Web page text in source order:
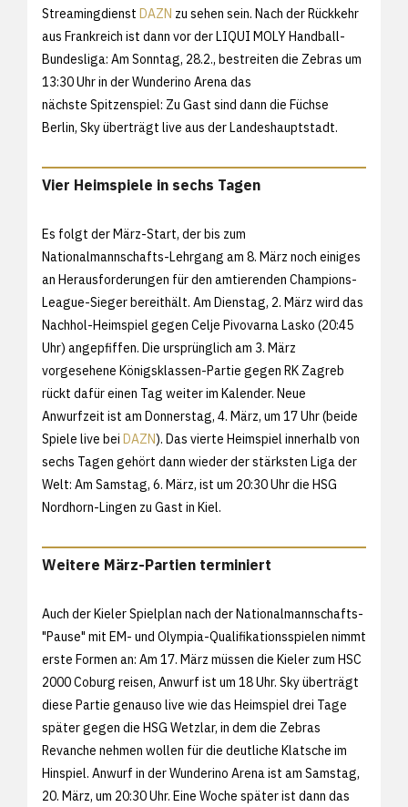
Streamingdienst DAZN zu sehen sein. Nach der Rückkehr
aus Frankreich ist dann vor der LIQUI MOLY Handball-
Bundesliga: Am Sonntag, 28.2., bestreiten die Zebras um
13:30 Uhr in der Wunderino Arena das
nächste Spitzenspiel: Zu Gast sind dann die Füchse
Berlin, Sky überträgt live aus der Landeshauptstadt.
Vier Heimspiele in sechs Tagen
Es folgt der März-Start, der bis zum
Nationalmannschafts-Lehrgang am 8. März noch einiges
an Herausforderungen für den amtierenden Champions-
League-Sieger bereithält. Am Dienstag, 2. März wird das
Nachhol-Heimspiel gegen Celje Pivovarna Lasko (20:45
Uhr) angepfiffen. Die ursprünglich am 3. März
vorgesehene Königsklassen-Partie gegen RK Zagreb
rückt dafür einen Tag weiter im Kalender. Neue
Anwurfzeit ist am Donnerstag, 4. März, um 17 Uhr (beide
Spiele live bei DAZN). Das vierte Heimspiel innerhalb von
sechs Tagen gehört dann wieder der stärksten Liga der
Welt: Am Samstag, 6. März, ist um 20:30 Uhr die HSG
Nordhorn-Lingen zu Gast in Kiel.
Weitere März-Partien terminiert
Auch der Kieler Spielplan nach der Nationalmannschafts-
"Pause" mit EM- und Olympia-Qualifikationsspielen nimmt
erste Formen an: Am 17. März müssen die Kieler zum HSC
2000 Coburg reisen, Anwurf ist um 18 Uhr. Sky überträgt
diese Partie genauso live wie das Heimspiel drei Tage
später gegen die HSG Wetzlar, in dem die Zebras
Revanche nehmen wollen für die deutliche Klatsche im
Hinspiel. Anwurf in der Wunderino Arena ist am Samstag,
20. März, um 20:30 Uhr. Eine Woche später ist dann das